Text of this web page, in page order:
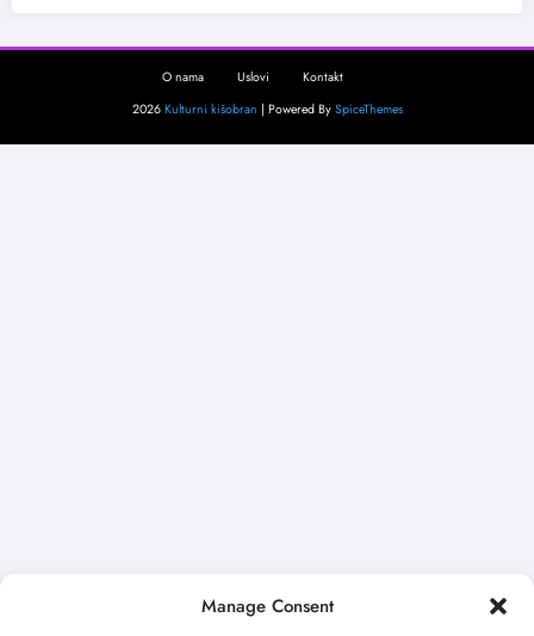
Manage Consent
O nama Uslovi
Kontakt
2026 Kulturni kišobran | Powered By SpiceThemes